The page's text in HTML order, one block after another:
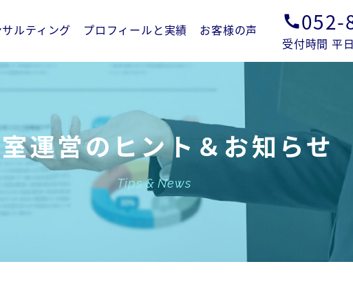
ルティング プロフィールと実績 お客様の声 call052-
受付時間 平
運営のヒント＆お知らせ
Tips & News